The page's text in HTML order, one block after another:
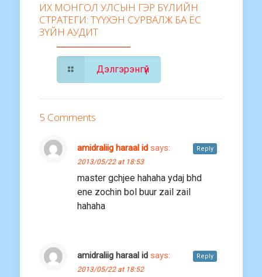
ИХ МОНГОЛ УЛСЫН ГЭР БҮЛИЙН
СТРАТЕГИ: ТҮҮХЭН СУРВАЛЖ БА ЁС
ЗҮЙН АУДИТ
Дэлгэрэнгүй
5 Comments
amidraliig haraal id says:
2013/05/22 at 18:53
master gchjee hahaha ydaj bhd
ene zochin bol buur zail zail
hahaha
Reply
amidraliig haraal id says:
2013/05/22 at 18:52
Reply